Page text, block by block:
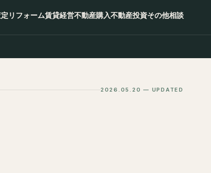
リフォーム賃貸経営不動産購入不動産投資その他相談
2026.05.20 — UPDATED